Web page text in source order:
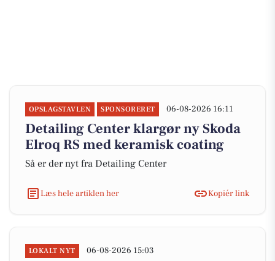
OPSLAGSTAVLEN SPONSORERET 06-08-2026 16:11
Detailing Center klargør ny Skoda
Elroq RS med keramisk coating
Så er der nyt fra Detailing Center
Læs hele artiklen her Kopiér link
LOKALT NYT 06-08-2026 15:03